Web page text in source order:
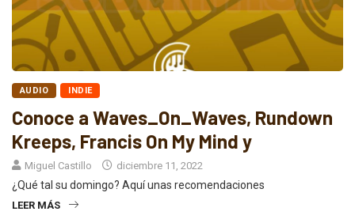
AUDIO INDIE
Conoce a Waves_On_Waves, Rundown
Kreeps, Francis On My Mind y
Miguel Castillo diciembre 11, 2022
¿Qué tal su domingo? Aquí unas recomendaciones
LEER MÁS